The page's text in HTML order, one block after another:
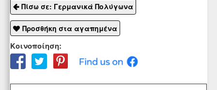
Πίσω σε: Γερμανικά Πολύγωνα
Προσθήκη στα αγαπημένα
Κοινοποίηση: